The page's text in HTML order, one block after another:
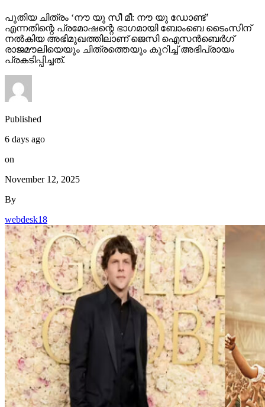
പുതിയ ചിത്രം ‘നൗ യു സീ മീ: നൗ യു ഡോണ്ട്’
എന്നതിന്റെ പ്രമോഷന്റെ ഭാഗമായി ബോംബെ ടൈംസിന്
നല്‍കിയ അഭിമുഖത്തിലാണ് ജെസി ഐസന്‍ബെര്‍ഗ്
രാജമൗലിയെയും ചിത്രത്തെയും കുറിച്ച് അഭിപ്രായം
പ്രകടിപ്പിച്ചത്.
Published
6 days ago
on
November 12, 2025
By
webdesk18